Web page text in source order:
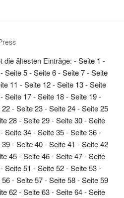
die ältesten Einträge: -Seite 1 -
Seite 5-Seite 6-Seite 7-Seite
11 -Seite 12-Seite 13-Seite
Seite 17-Seite 18-Seite 19-
-Seite 23-Seite 24-Seite 25
28-Seite 29-Seite 30-Seite
Seite 34-Seite 35-Seite 36-
-Seite 40-Seite 41 -Seite 42
45-Seite 46-Seite 47-Seite
Seite 51 -Seite 52-Seite 53-
-Seite 57-Seite 58-Seite 59
62-Seite 63-Seite 64-Seite